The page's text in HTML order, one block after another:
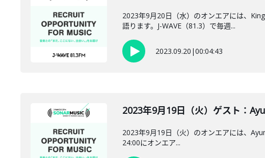
2023年9月20日（水）のオンエアには、
語ります。J-WAVE（81.3）で毎週...
2023.09.20 |00:04:43
2023年9月19日（火）ゲスト：
2023年9月19日（火）のオンエアには、
24:00にオンエア...